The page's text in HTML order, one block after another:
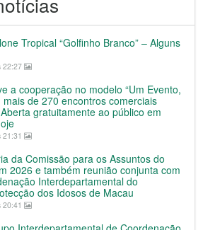
Tropical “Golfinho Branco” – Alguns
22:27
a cooperação no modelo “Um Evento,
mais de 270 encontros comerciais
gratuitamente ao público em
da Comissão para os Assuntos do
2026 e também reunião conjunta com
Interdepartamental do
dos Idosos de Macau